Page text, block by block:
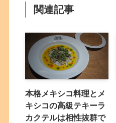
関連記事
本格メキシコ料理とメ
キシコの高級テキーラ
カクテルは相性抜群で